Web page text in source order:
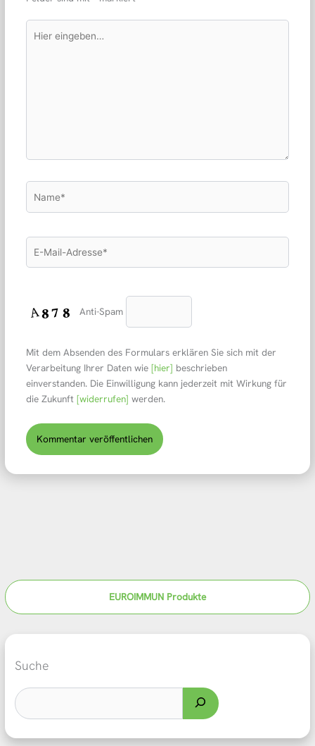
eingeben…
Mail-
Anti-Spam
Mit dem Absenden des Formulars erklären Sie sich mit der
Verarbeitung Ihrer Daten wie [hier] beschrieben
einverstanden. Die Einwilligung kann jederzeit mit Wirkung für
die Zukunft [widerrufen] werden.
EUROIMMUN Produkte
Suche